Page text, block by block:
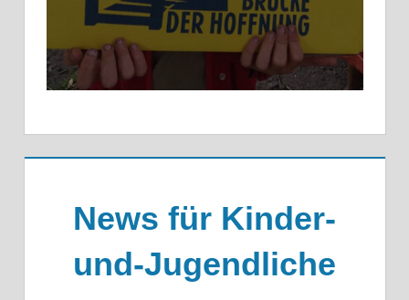
News für Kinder-
und-Jugendliche